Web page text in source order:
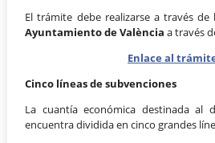
El trámite debe realizarse a través
Ayuntamiento de València a través
Enlace al
Cinco líneas de subvenciones
La cuantía económica destinada al
encuentra dividida en cinco grandes